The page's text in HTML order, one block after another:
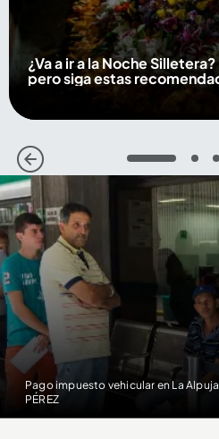
¿Va a ir a la Noche
pero siga estas
1 2 3
Pago impuesto vehicular en La
PÉREZ